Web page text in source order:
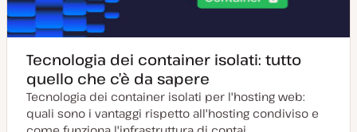
Tecnologia dei container isolati: tutto
quello che c’è da sapere
Tecnologia dei container isolati per l'hosting web:
quali sono i vantaggi rispetto all'hosting condiviso e